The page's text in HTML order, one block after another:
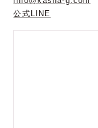
公式LINE